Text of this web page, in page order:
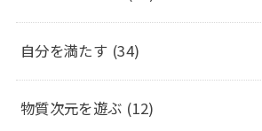
自分を満たす (34)
物質次元を遊ぶ (12)